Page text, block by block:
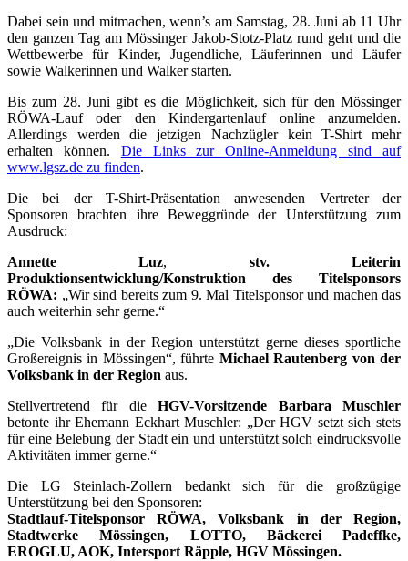
Dabei sein und mitmachen, wenn’s am Samstag, 28. Juni ab 11 Uhr
den ganzen Tag am Mössinger Jakob-Stotz-Platz rund geht und die
Wettbewerbe für Kinder, Jugendliche, Läuferinnen und Läufer
sowie Walkerinnen und Walker starten.
Bis zum 28. Juni gibt es die Möglichkeit, sich für den Mössinger
RÖWA-Lauf oder den Kindergartenlauf online anzumelden.
Allerdings werden die jetzigen Nachzügler kein T-Shirt mehr
erhalten können. Die Links zur Online-Anmeldung sind auf
www.lgsz.de zu finden.
Die bei der T-Shirt-Präsentation anwesenden Vertreter der
Sponsoren brachten ihre Beweggründe der Unterstützung zum
Ausdruck:
Annette Luz, stv. Leiterin
Produktionsentwicklung/Konstruktion des Titelsponsors
RÖWA: „Wir sind bereits zum 9. Mal Titelsponsor und machen das
auch weiterhin sehr gerne.“
„Die Volksbank in der Region unterstützt gerne dieses sportliche
Großereignis in Mössingen“, führte Michael Rautenberg von der
Volksbank in der Region aus.
Stellvertretend für dieHGV-Vorsitzende Barbara Muschler
betonte ihr Ehemann Eckhart Muschler: „Der HGV setzt sich stets
für eine Belebung der Stadt ein und unterstützt solch eindrucksvolle
Aktivitäten immer gerne.“
Die LG Steinlach-Zollern bedankt sich für die großzügige
Unterstützung bei den Sponsoren:
Stadtlauf-Titelsponsor RÖWA, Volksbank in der Region,
Stadtwerke Mössingen, LOTTO, Bäckerei Padeffke,
EROGLU, AOK, Intersport Räpple, HGV Mössingen.